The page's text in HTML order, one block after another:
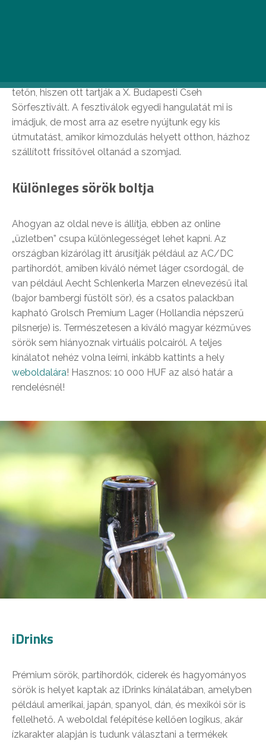
tetőn, hiszen ott tartják a X. Budapesti Cseh
Sörfesztivált. A fesztiválok egyedi hangulatát mi is
imádjuk, de most arra az esetre nyújtunk egy kis
útmutatást, amikor kimozdulás helyett otthon, házhoz
szállított frissítővel oltanád a szomjad.
Különleges sörök boltja
Ahogyan az oldal neve is állítja, ebben az online
„üzletben” csupa különlegességet lehet kapni. Az
országban kizárólag itt árusítják például az AC/DC
partihordót, amiben kiváló német láger csordogál, de
van például Aecht Schlenkerla Marzen elnevezésű ital
(bajor bambergi füstölt sör), és a csatos palackban
kapható Grolsch Premium Lager (Hollandia népszerű
pilsnerje) is. Természetesen a kiváló magyar kézműves
sörök sem hiányoznak virtuális polcairól. A teljes
kínálatot nehéz volna leírni, inkább kattints a hely
weboldalára! Hasznos: 10 000 HUF az alsó határ a
rendelésnél!
iDrinks
Prémium sörök, partihordók, ciderek és hagyományos
sörök is helyet kaptak az iDrinks kínálatában, amelyben
például amerikai, japán, spanyol, dán, és mexikói sör is
fellelhető. A weboldal felépítése kellően logikus, akár
ízkarakter alapján is tudunk választani a termékek